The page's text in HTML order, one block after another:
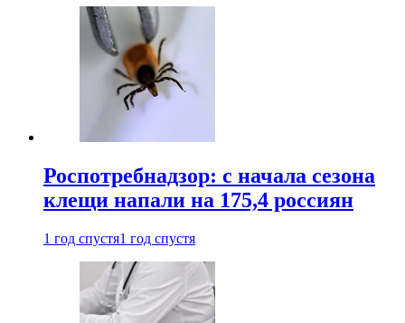
Роспотребнадзор: с начала сезона
клещи напали на 175,4 россиян
1 год спустя1 год спустя